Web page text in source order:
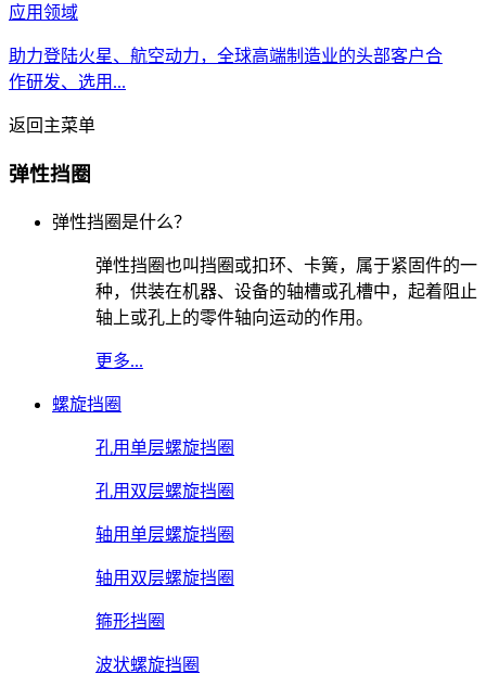
应用领域
助力登陆火星、航空动力，全球高端制造业的头部客户合
作研发、选用...
返回主菜单
弹性挡圈
弹性挡圈是什么？
弹性挡圈也叫挡圈或扣环、卡簧，属于紧固件的一
种，供装在机器、设备的轴槽或孔槽中，起着阻止
轴上或孔上的零件轴向运动的作用。
更多...
螺旋挡圈
孔用单层螺旋挡圈
孔用双层螺旋挡圈
轴用单层螺旋挡圈
轴用双层螺旋挡圈
箍形挡圈
波状螺旋挡圈